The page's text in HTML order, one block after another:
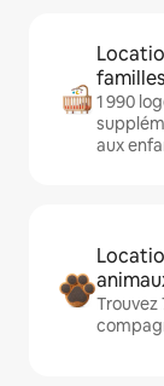
familles
1 990
aux